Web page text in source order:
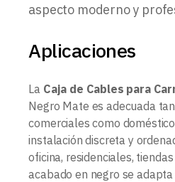
aspecto moderno y
Aplicaciones
La Caja de Cables para
Negro Mate es adecuada
comerciales como
instalación discreta y
oficina, residenciales,
acabado en negro se